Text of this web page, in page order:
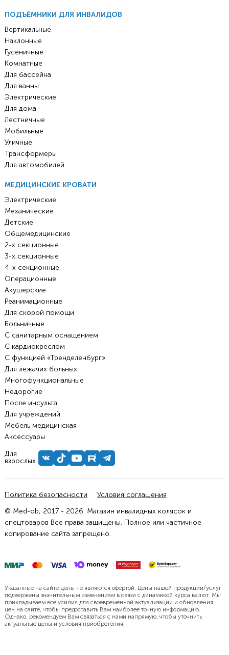
ПОДЪЁМНИКИ ДЛЯ ИНВАЛИДОВ
Вертикальные
Наклонные
Гусеничные
Комнатные
Для бассейна
Для ванны
Электрические
Для дома
Лестничные
Мобильные
Уличные
Трансформеры
Для автомобилей
МЕДИЦИНСКИЕ КРОВАТИ
Электрические
Механические
Детские
Общемедицинские
2-х секционные
3-х секционные
4-х секционные
Операционные
Акушерские
Реанимационные
Для скорой помощи
Больничные
С санитарным оснащением
С кардиокреслом
С функцией «Тренделенбург»
Для лежачих больных
Многофункциональные
Недорогие
После инсульта
Для учреждений
Мебель медицинская
Аксессуары
Для
взрослых
Политика безопасности
Условия соглашения
© Med-ob, 2017 - 2026. Магазин инвалидных колясок и
спецтоваров Все права защищены. Полное или частичное
копирование сайта запрещено.
Указанные на сайте цены не являются офертой. Цены нашей продукции/услуг
подвержены значительным изменениям в связи с динамикой курса валют. Мы
прикладываем все усилия для своевременной актуализации и обновления
цен на сайте, чтобы предоставить Вам наиболее точную информацию.
Однако, рекомендуем Вам связаться с нами напрямую, чтобы уточнить
актуальные цены и условия приобретения.